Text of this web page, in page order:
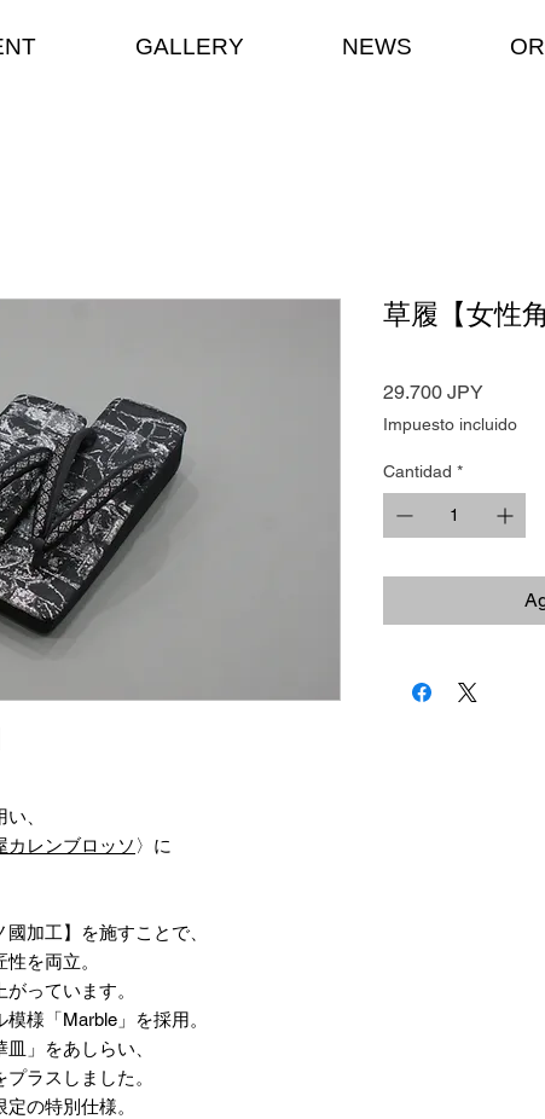
GALLERY NEWS
、
カレンブロッソ 〉に
加工】を施すことで、
を両立。
っています。
様「Marble」を採用。
」をあしらい、
ラスしました。
の特別仕様。
草履【女性
29.700 JPYPrecio
Impuesto incluido
Cantidad *